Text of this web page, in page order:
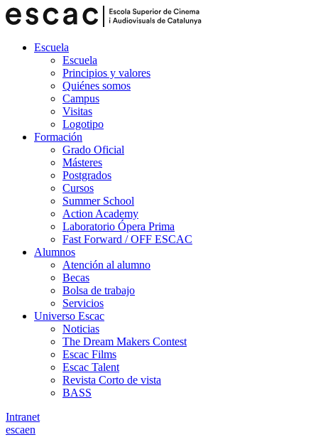
Escuela
Escuela
Principios y valores
Quiénes somos
Campus
Visitas
Logotipo
Formación
Grado Oficial
Másteres
Postgrados
Cursos
Summer School
Action Academy
Laboratorio Ópera Prima
Fast Forward / OFF ESCAC
Alumnos
Atención al alumno
Becas
Bolsa de trabajo
Servicios
Universo Escac
Noticias
The Dream Makers Contest
Escac Films
Escac Talent
Revista Corto de vista
BASS
Intranet
escaen